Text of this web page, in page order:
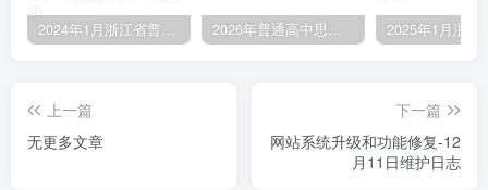
2024年1月浙江省普通高中学业水平考试政治试题（原卷含答案含答题卡）（视频解析） 2026年普通高中思想政治电子教材全7本（从必修一到选必三）
上一篇
无更多文章
下一篇
网站系统升级和功能修复-12
月11日维护日志